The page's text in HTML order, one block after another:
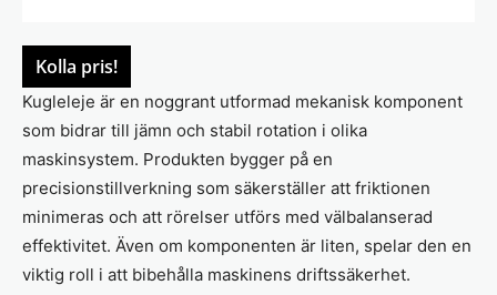
Kolla pris!
Kugleleje är en noggrant utformad mekanisk komponent
som bidrar till jämn och stabil rotation i olika
maskinsystem. Produkten bygger på en
precisionstillverkning som säkerställer att friktionen
minimeras och att rörelser utförs med välbalanserad
effektivitet. Även om komponenten är liten, spelar den en
viktig roll i att bibehålla maskinens driftssäkerhet.